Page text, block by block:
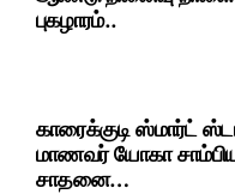
புகழாரம்..
காரைக்குடி ஸ்மார்ட்
மாணவர் யோகா
சாதனை…